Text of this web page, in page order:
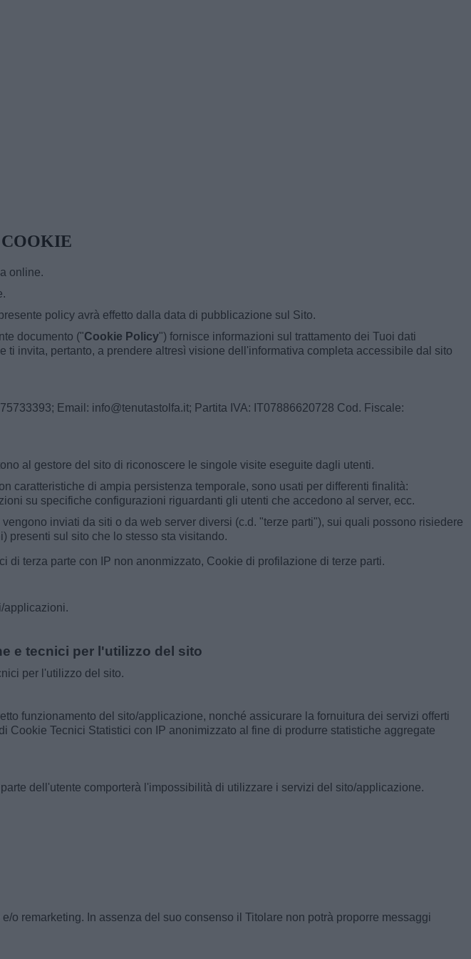
COOKIE
online.
policy avrà effetto dalla data di pubblicazione sul Sito.
documento ("Cookie Policy") fornisce informazioni sul trattamento dei Tuoi dati
invita, pertanto, a prendere altresì visione dell'informativa completa accessibile dal sito
Email: info@tenutastolfa.it; Partita IVA: IT07886620728 Cod. Fiscale:
al gestore del sito di riconoscere le singole visite eseguite dagli utenti.
caratteristiche di ampia persistenza temporale, sono usati per differenti finalità:
su specifiche configurazioni riguardanti gli utenti che accedono al server, ecc.
inviati da siti o da web server diversi (c.d. "terze parti"), sui quali possono risiedere
presenti sul sito che lo stesso sta visitando.
terza parte con IP non anonmizzato, Cookie di profilazione di terze parti.
applicazioni.
e tecnici per l'utilizzo del sito
per l'utilizzo del sito.
funzionamento del sito/applicazione, nonché assicurare la fornuitura dei servizi offerti
Cookie Tecnici Statistici con IP anonimizzato al fine di produrre statistiche aggregate
dell'utente comporterà l'impossibilità di utilizzare i servizi del sito/applicazione.
remarketing. In assenza del suo consenso il Titolare non potrà proporre messaggi